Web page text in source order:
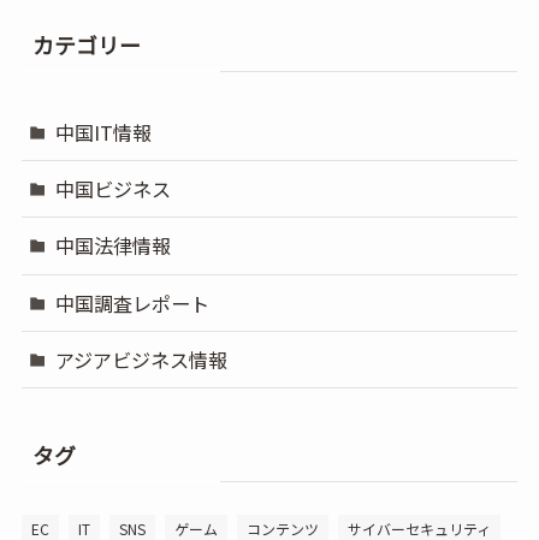
カテゴリー
中国IT情報
中国ビジネス
中国法律情報
中国調査レポート
アジアビジネス情報
タグ
EC IT SNS ゲーム コンテンツ
サイバーセキュリティ